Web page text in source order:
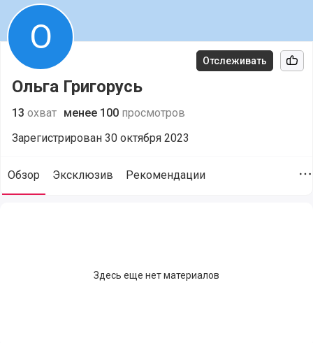
О
Отслеживать
Ольга Григорусь
13 охват менее 100 просмотров
Зарегистрирован 30 октября 2023
Обзор Эксклюзив Рекомендации
Здесь еще нет материалов